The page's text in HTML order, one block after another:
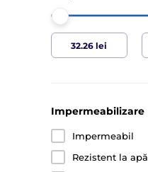
Impermeabilizare
Impermeabil
Rezistent la apă